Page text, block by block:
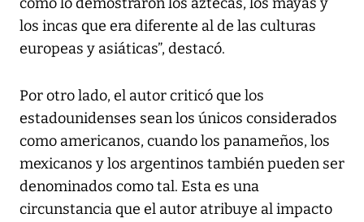
como lo demostraron los aztecas, los mayas y
los incas que era diferente al de las culturas
europeas y asiáticas”, destacó.
Por otro lado, el autor criticó que los
estadounidenses sean los únicos considerados
como americanos, cuando los panameños, los
mexicanos y los argentinos también pueden ser
denominados como tal. Esta es una
circunstancia que el autor atribuye al impacto